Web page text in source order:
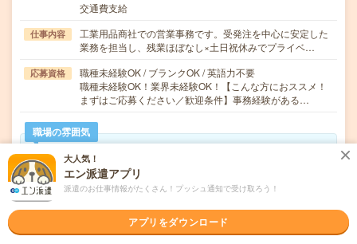
交通費支給
仕事内容
工業用品商社での営業事務です。受発注を中心に安定した
業務を担当し、残業ほぼなし×土日祝休みでプライベ…
応募資格
職種未経験OK / ブランクOK / 英語力不要
職種未経験OK！業界未経験OK！【こんな方におススメ！
まずはご応募ください／歓迎条件】事務経験がある…
職場の雰囲気
年齢層
20代
仕事の仕方
テキパキ
大人気！
エン派遣アプリ
派遣のお仕事情報がたくさん！プッシュ通知で受け取ろう！
アプリをダウンロード